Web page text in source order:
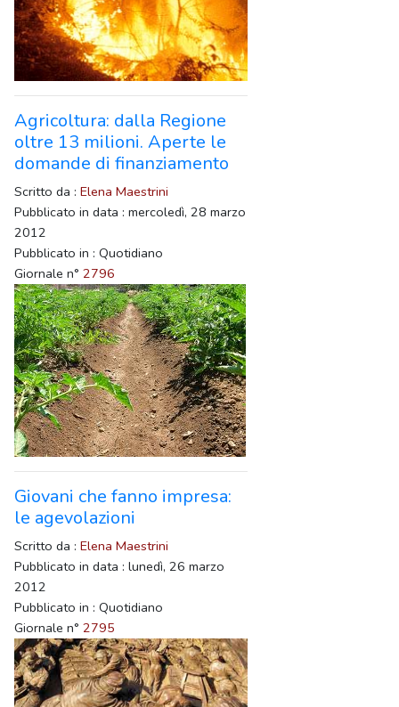
Agricoltura: dalla Regione
oltre 13 milioni. Aperte le
domande di finanziamento
Scritto da : Elena Maestrini
Pubblicato in data : mercoledì, 28 marzo
2012
Pubblicato in : Quotidiano
Giornale n° 2796
Giovani che fanno impresa:
le agevolazioni
Scritto da : Elena Maestrini
Pubblicato in data : lunedì, 26 marzo
2012
Pubblicato in : Quotidiano
Giornale n° 2795